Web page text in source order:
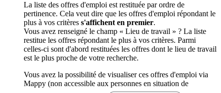
La liste des offres d'emploi est restituée par ordre de
pertinence. Cela veut dire que les offres d'emploi répondant le
plus à vos critères s'affichent en premier.
Vous avez renseigné le champ « Lieu de travail » ? La liste
restitue les offres répondant le plus à vos critères. Parmi
celles-ci sont d'abord restituées les offres dont le lieu de travail
est le plus proche de votre recherche.
Vous avez la possibilité de visualiser ces offres d'emploi via
Mappy (non accessible aux personnes en situation de